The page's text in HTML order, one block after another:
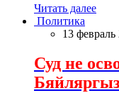
Читать далее
Политика
13 февраль
Суд не